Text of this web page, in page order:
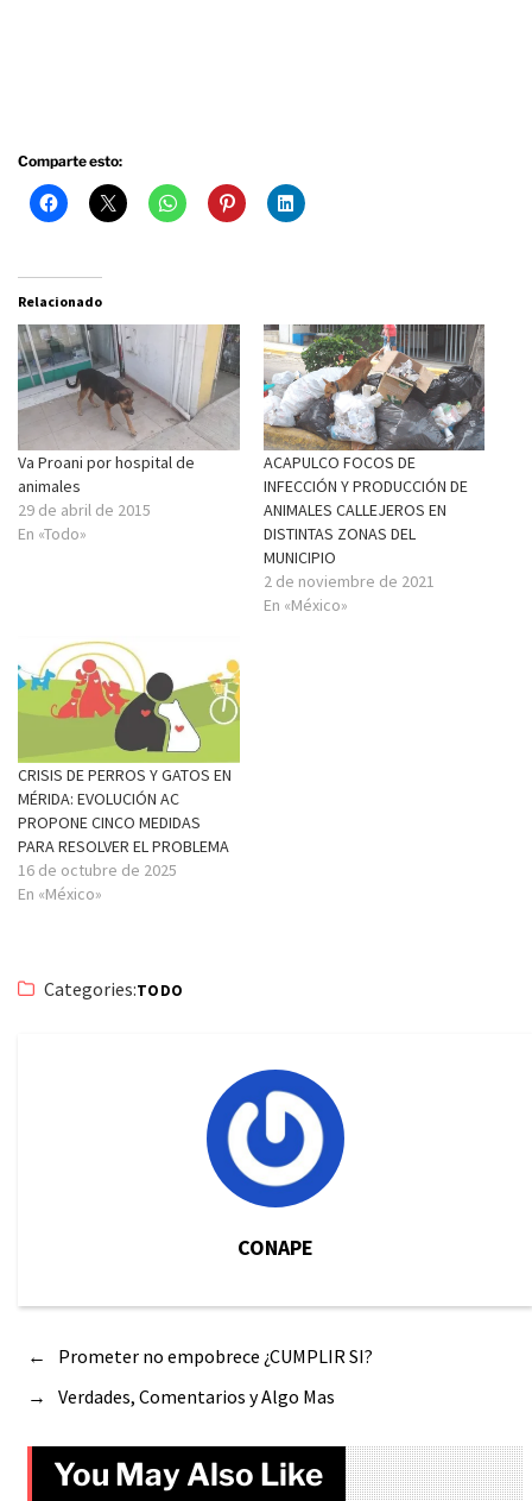
Comparte esto:
Relacionado
Va Proani por hospital de
animales
29 de abril de 2015
En «Todo»
ACAPULCO FOCOS DE
INFECCIÓN Y PRODUCCIÓN DE
ANIMALES CALLEJEROS EN
DISTINTAS ZONAS DEL
MUNICIPIO
2 de noviembre de 2021
En «México»
CRISIS DE PERROS Y GATOS EN
MÉRIDA: EVOLUCIÓN AC
PROPONE CINCO MEDIDAS
PARA RESOLVER EL PROBLEMA
16 de octubre de 2025
En «México»
Categories:TODO
CONAPE
←
Prometer no empobrece ¿CUMPLIR SI?
→
Verdades, Comentarios y Algo Mas
You May Also Like